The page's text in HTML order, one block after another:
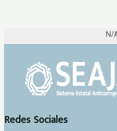
N/
Redes Sociales